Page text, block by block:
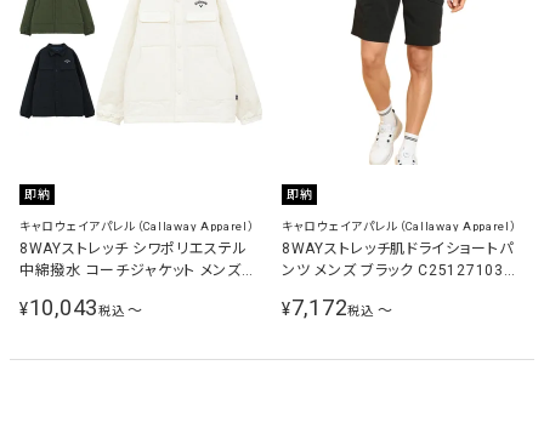
即納
キャロウェイアパレル（Callaway Apparel）
8WAYストレッチ シワポリエステル
中綿撥水 コーチジャケット メンズ
¥10,043税込 〜
即納
キャロウェイアパレル（Callaway Apparel）
8WAYストレッチ肌ドライショートパ
ンツ メンズ ブラック C25127103
¥7,172税込 〜